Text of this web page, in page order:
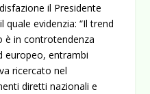
il Presidente
quale evidenzia: “Il trend
in controtendenza
europeo, entrambi
ricercato nel
diretti nazionali e